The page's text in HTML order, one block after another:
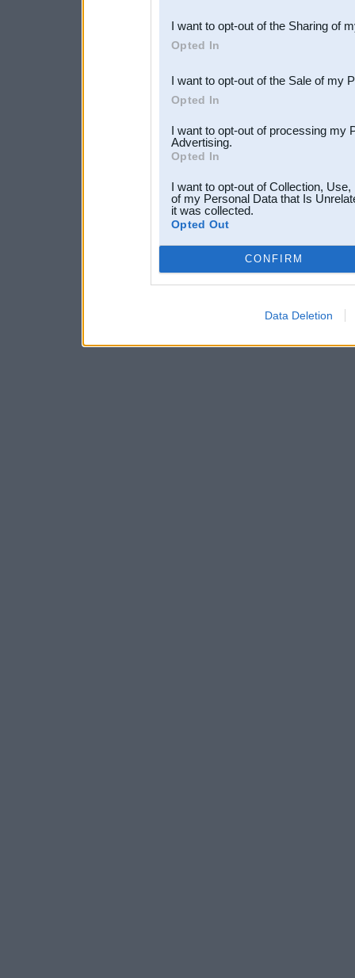
Downstream Participants
third parties.
I want to opt-out of the Sharing of
Opted In
I want to opt-out of the Sale of my
Opted In
I want to opt-out of processing my
Advertising.
Opted In
I want to opt-out of Collection,
of my Personal Data that Is
it was collected.
Opted Out
CONFIRM
Data Deletion